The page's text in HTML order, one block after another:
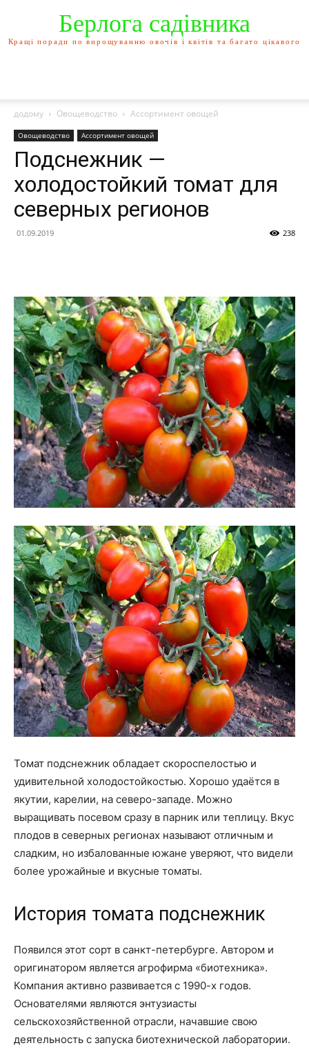
Берлога садівника
Кращі поради по вирощуванню овочів і квітів та багато цікавого
додому Овощеводство Ассортимент овощей
Овощеводство Ассортимент овощей
Подснежник —
холодостойкий томат для
северных регионов
01.09.2019 238
Томат подснежник обладает скороспелостью и
удивительной холодостойкостью. Хорошо удаётся в
якутии, карелии, на северо-западе. Можно
выращивать посевом сразу в парник или теплицу. Вкус
плодов в северных регионах называют отличным и
сладким, но избалованные южане уверяют, что видели
более урожайные и вкусные томаты.
История томата подснежник
Появился этот сорт в санкт-петербурге. Автором и
оригинатором является агрофирма «биотехника».
Компания активно развивается с 1990-х годов.
Основателями являются энтузиасты
сельскохозяйственной отрасли, начавшие свою
деятельность с запуска биотехнической лаборатории.